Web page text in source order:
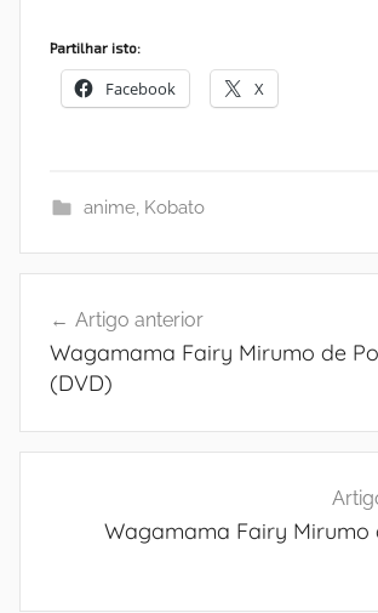
Partilhar isto:
Facebook X
anime, Kobato
de
artigos
Artigo anterior
Wagamama Fairy Mirumo de
(DVD)
Wagamama Fairy Mirumo